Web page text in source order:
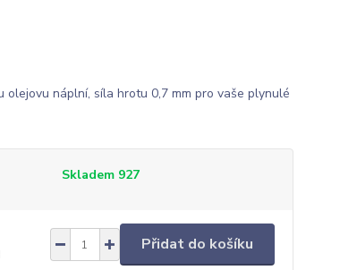
olejovu náplní, síla hrotu 0,7 mm pro vaše plynulé
Skladem 927
Přidat do košíku